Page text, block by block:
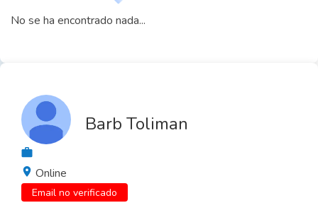
No se ha encontrado nada...
Barb Toliman
Online
Email no verificado